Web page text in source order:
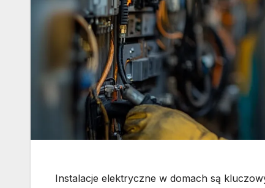
Instalacje elektryczne w domach są